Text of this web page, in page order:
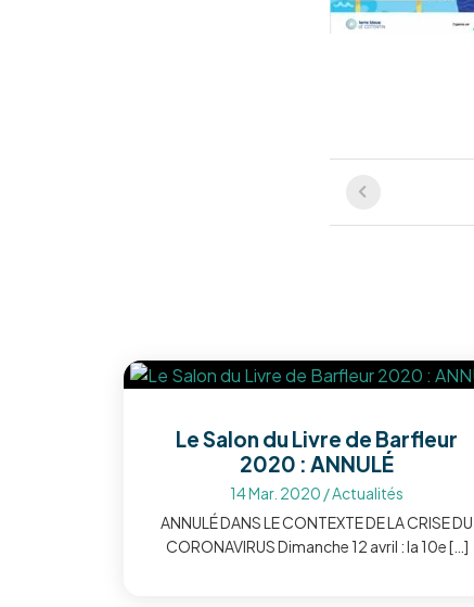
Le Salon du Livre de Barfleur
2020 : ANNULÉ
14 Mar. 2020 /Actualités
ANNULÉ DANS LE CONTEXTE DE LA CRISE DU
CORONAVIRUS Dimanche 12 avril : la 10e […]